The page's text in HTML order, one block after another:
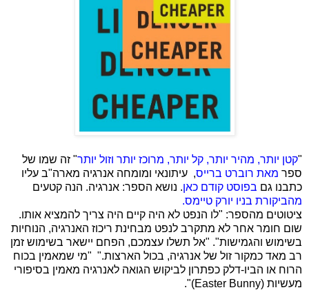
"קטן יותר, מהיר יותר, קל יותר, מרוכז יותר וזול יותר" זה שמו של
ספר מאת רוברט ברייס, עיתונאי ומומחה אנרגיה מארה"ב עליו
כתבנו גם בפוסט קודם כאן. נושא הספר: אנרגיה. הנה קטעים
מהביקורת בניו יורק טיימס.
ציטוטים מהספר: "לו הנפט לא היה קיים היה צריך להמציא אותו.
שום חומר אחר לא מתקרב לנפט מבחינת ריכוז האנרגיה, הנוחיות
בשימוש והגמישות". "אל תשלו עצמכם, הפחם יישאר בשימוש זמן
רב מאד כמקור זול של אנרגיה, בכול הארצות." "מי שמאמין בכוח
הרוח או הביו-דלק כפתרון לביקוש הגואה לאנרגיה מאמין בסיפורי
מעשיות (Easter Bunny)
".